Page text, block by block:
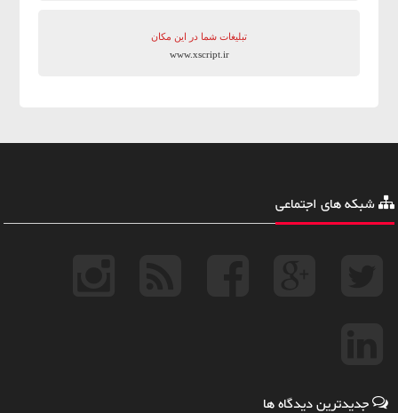
تبلیغات شما در این مکان
www.xscript.ir
شبکه های اجتماعی
جدیدترین دیدگاه ها